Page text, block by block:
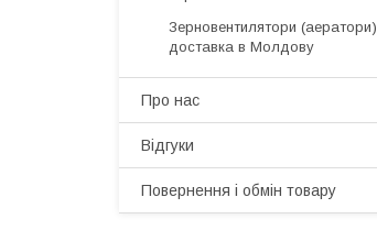
Зерновентилятори (аератори)
доставка в Молдову
Про нас
Відгуки
Повернення і обмін товару